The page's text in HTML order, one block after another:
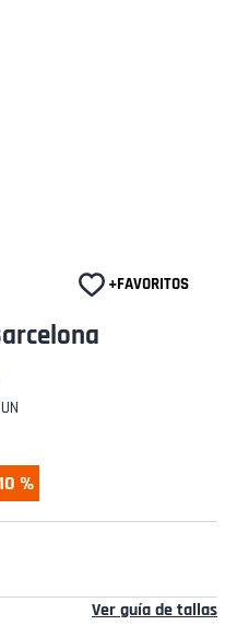
%
Ver guía de tallas